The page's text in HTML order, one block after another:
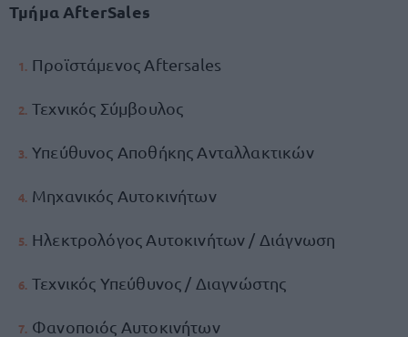
Τμήμα AfterSales
Προϊστάμενος Aftersales
Τεχνικός Σύμβουλος
Υπεύθυνος Αποθήκης Ανταλλακτικών
Μηχανικός Αυτοκινήτων
Ηλεκτρολόγος Αυτοκινήτων / Διάγνωση
Τεχνικός Υπεύθυνος / Διαγνώστης
Φανοποιός Αυτοκινήτων